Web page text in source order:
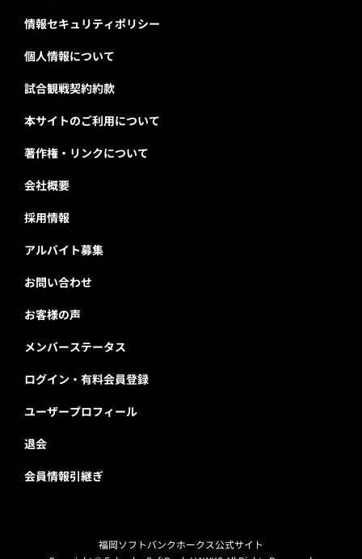
情報セキュリティポリシー
個人情報について
試合観戦契約約款
本サイトのご利用について
著作権・リンクについて
会社概要
採用情報
アルバイト募集
お問い合わせ
お客様の声
メンバーステータス
ログイン・有料会員登録
ユーザープロフィール
退会
会員情報引継ぎ
福岡ソフトバンクホークス公式サイト